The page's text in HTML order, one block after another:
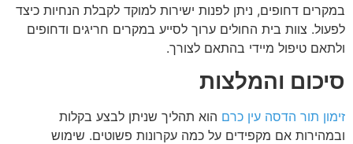
במקרים דחופים, ניתן לפנות ישירות למוקד לקבלת הנחיות כיצד
לפעול. צוות בית החולים ערוך לסייע במקרים חריגים ודחופים
ולתאם טיפול מיידי בהתאם לצורך.
סיכום והמלצות
זימון תור הדסה עין כרם הוא תהליך שניתן לבצע בקלות
ובמהירות אם מקפידים על כמה עקרונות פשוטים. שימוש